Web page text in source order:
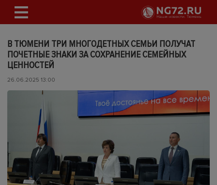
В ТЮМЕНИ ТРИ МНОГОДЕТНЫХ СЕМЬИ ПОЛУЧАТ
ПОЧЕТНЫЕ ЗНАКИ ЗА СОХРАНЕНИЕ СЕМЕЙНЫХ
ЦЕННОСТЕЙ
26.06.2025 13:00